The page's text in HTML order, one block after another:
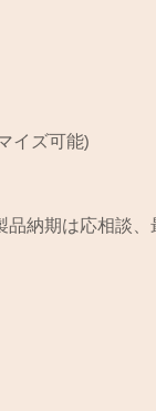
イズ可能)
品納期は応相談、